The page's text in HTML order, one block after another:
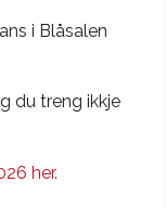
i Blåsalen
du treng ikkje
her.